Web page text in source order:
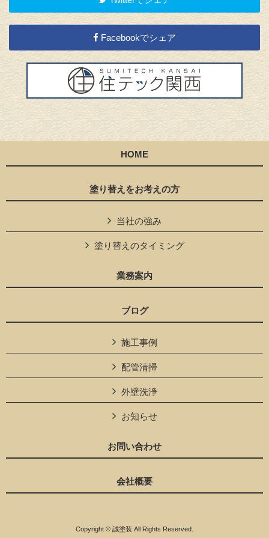
Facebookでシェア
HOME
塗り替えをお考えの方
当社の強み
塗り替えのタイミング
業務案内
ブログ
施工事例
配管清掃
外壁洗浄
お知らせ
お問い合わせ
会社概要
Copyright © 誠塗装 All Rights Reserved.